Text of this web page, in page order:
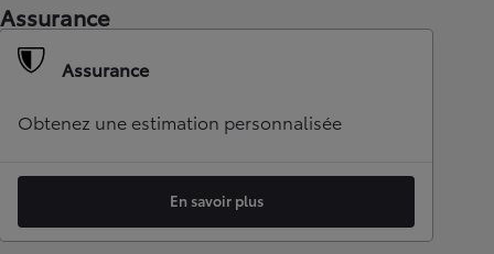
Assurance
Assurance
Obtenez une estimation personnalisée
En savoir plus